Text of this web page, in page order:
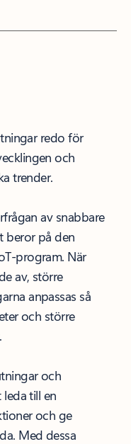
redo för
och
trender.
av snabbare
beror på den
program. När
av, större
anpassas så
och större
och
till en
och ge
Med dessa